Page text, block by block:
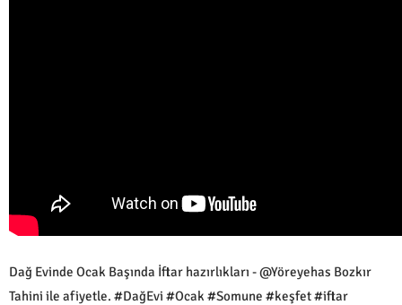
Dağ Evinde Ocak Başında İftar hazırlıkları - @Yöreyehas Bozkır
Tahini ile afiyetle. #DağEvi #Ocak #Somune #keşfet #iftar